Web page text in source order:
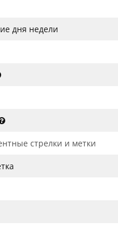
дня недели
стрелки и метки